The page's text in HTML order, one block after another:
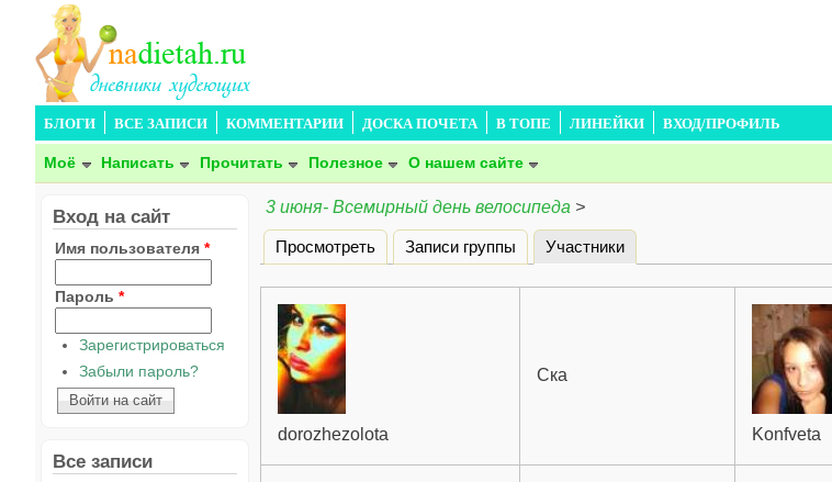
БЛОГИ ВСЕ ЗАПИСИ КОММЕНТАРИИ ДОСКА ПОЧЕТА В ТОПЕ ЛИНЕЙКИ ВХОД/ПРОФИЛЬ
Моё Написать Прочитать Полезное О нашем сайте
3 июня- Всемирный день велосипеда >
Главные вкладки
Просмотреть Записи группы Участники
dorozhezolota
Ска
Konfveta
Вход на сайт
Имя пользователя *
Пароль *
Зарегистрироваться
Забыли пароль?
Все записи